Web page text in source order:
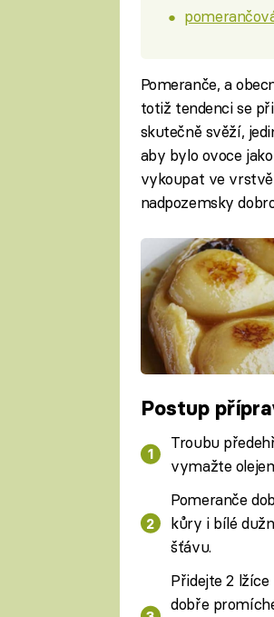
Pomeranče, a
totiž tendenci se
skutečně svěží,
aby bylo ovoce
vykoupat ve
nadpozemsky
Postup
Troubu
vymažte
Pomeranče
kůry i bílé
šťávu.
Přidejte 2
dobře